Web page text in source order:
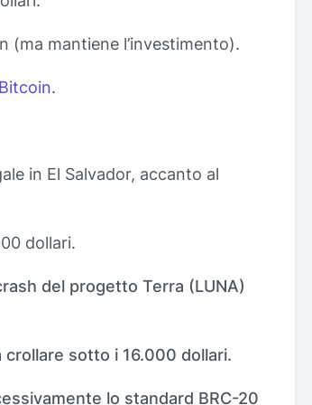
(ma mantiene l’investimento).
.
in El Salvador, accanto al
dollari.
del progetto Terra (LUNA)
crollare sotto i 16.000 dollari.
lo standard BRC-20